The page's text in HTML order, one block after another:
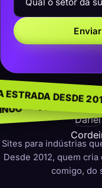
INDÚSTRIAS ✦
✦ NA
Sites para indústrias
Desde 2012, quem
comigo, do